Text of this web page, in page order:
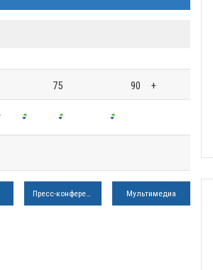
75 90 +
Пресс-конференция Мультимедиа